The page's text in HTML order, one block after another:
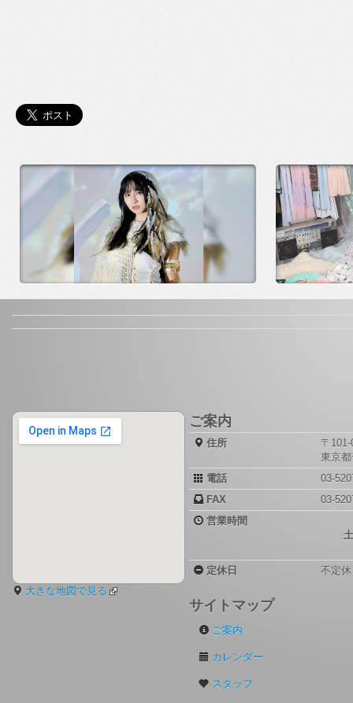
大きな地図で見る
ご案内
住所
〒
東京
電話
03-
FAX
03-
営業時間
定休日 不定休
サイトマップ
ご案内
カレンダー
スタッフ